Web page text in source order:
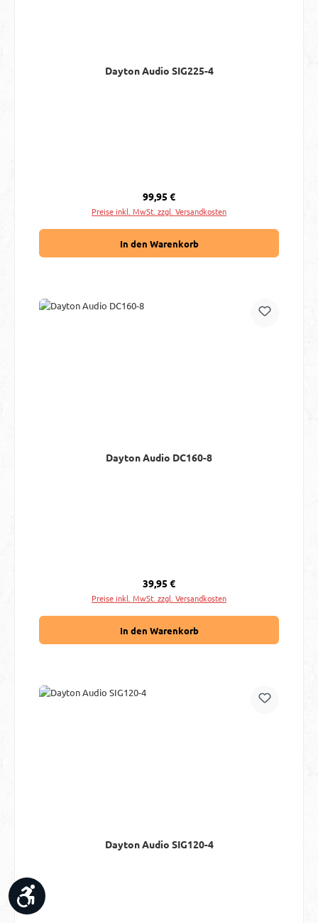
Dayton Audio SIG225-4
Regulärer Preis:
99,95 €
Preise inkl. MwSt. zzgl. Versandkosten
In den Warenkorb
Dayton Audio DC160-8
Regulärer Preis:
39,95 €
Preise inkl. MwSt. zzgl. Versandkosten
In den Warenkorb
Dayton Audio SIG120-4
Werkzeugleiste anzeigen